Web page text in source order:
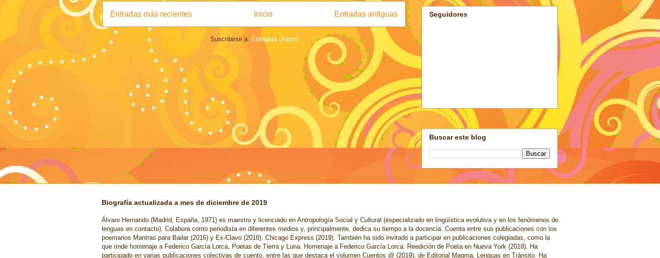
Entradas más recientes Entradas antiguas
Inicio
Suscribirse a: Entradas (Atom)
Seguidores
Buscar este blog
Biografía actualizada a mes de diciembre de 2019
Álvaro Hernando (Madrid, España, 1971) es maestro y licenciado en Antropología Social y Cultural (especializado en lingüística evolutiva y en los fenómenos de
lenguas en contacto). Colabora como periodista en diferentes medios y, principalmente, dedica su tiempo a la docencia. Cuenta entre sus publicaciones con los
poemarios Mantras para Bailar (2016) y Ex-Clavo (2018), Chicago Express (2019). También ha sido invitado a participar en publicaciones colegiadas, como la
que rinde homenaje a Federico García Lorca, Poetas de Tierra y Luna. Homenaje a Federico García Lorca: Reedición de Poeta en Nueva York (2018). Ha
participado en varias publicaciones colectivas de cuento, entre las que destaca el volumen Cuentos @ (2019), de Editorial Magma, Lenguas en Tránsito. Ha